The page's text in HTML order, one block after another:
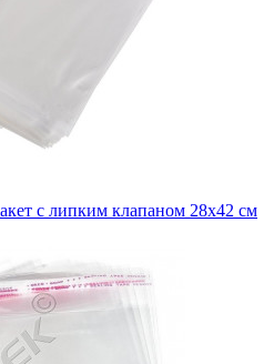
с липким клапаном 28х42 см